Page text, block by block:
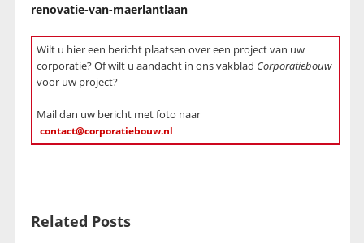
renovatie-van-maerlantlaan
Wilt u hier een bericht plaatsen over een project van uw
corporatie? Of wilt u aandacht in ons vakblad Corporatiebouw
voor uw project?
Mail dan uw bericht met foto naar
contact@corporatiebouw.nl
Related Posts